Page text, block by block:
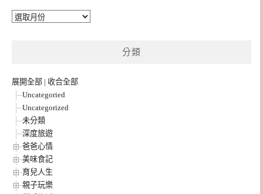
彙
分類
展開全部 | 收合全部
Uncategoried
Uncategorized
未分類
深度旅遊
爸爸心情
美味食記
育兒人生
親子玩樂